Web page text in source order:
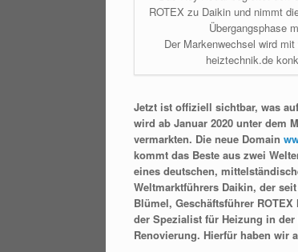
ROTEX zu Daikin und nimmt
Übergangsphase
Der Markenwechsel wird mit
heiztechnik.de
Jetzt ist offiziell sichtbar, was
wird ab Januar 2020 unter dem
vermarkten. Die neue Domain
kommt das Beste aus zwei
eines deutschen,
Weltmarktführers Daikin, der
Blümel, Geschäftsführer
der Spezialist für Heizung in
Renovierung. Hierfür haben wir